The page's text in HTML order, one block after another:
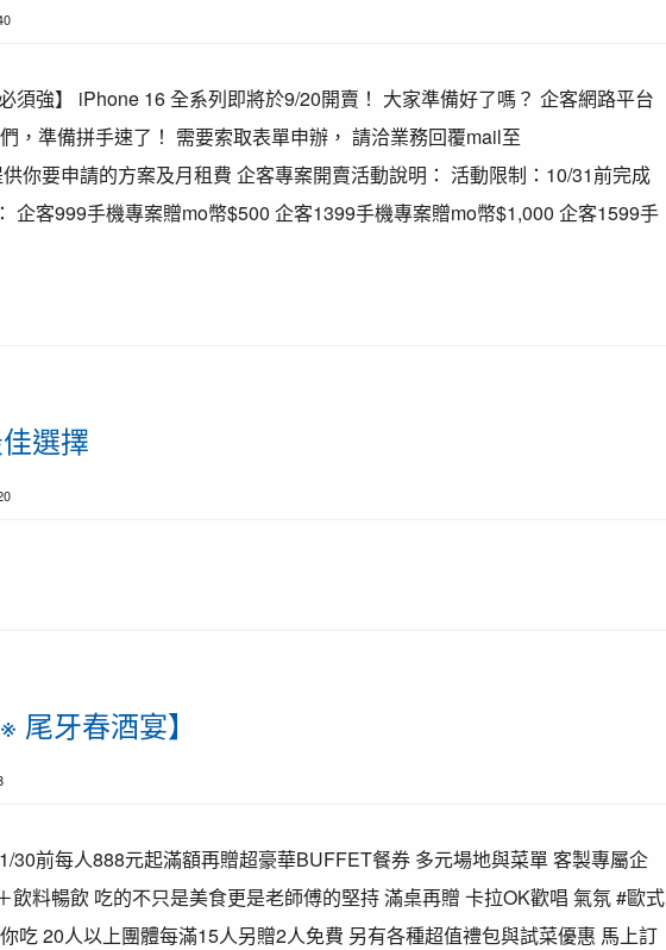
須強】 iPhone 16 全系列即將於9/20開賣！ 大家準備好了嗎？ 企客網路平台
，準備拼手速了！ 需要索取表單申辦， 請洽業務回覆mail至
你要申請的方案及月租費 企客專案開賣活動說明： 活動限制：10/31前完成
企客999手機專案贈mo幣$500 企客1399手機專案贈mo幣$1,000 企客1599手
選擇
尾牙春酒宴】
30前每人888元起滿額再贈超豪華BUFFET餐券 多元場地與菜單 客製專屬企
飲料暢飲 吃的不只是美食更是老師傅的堅持 滿桌再贈 卡拉OK歡唱 氣氛 #歐式
吃 20人以上團體每滿15人另贈2人免費 另有各種超值禮包與試菜優惠 馬上訂